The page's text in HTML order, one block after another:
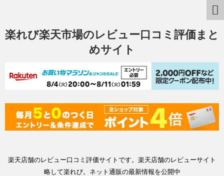
楽れび楽天市場のレビュー口コミ評価まと
めサイト
楽天店舗のレビュー口コミ評価サイトです。楽天店舗のレビューサイト
略して楽れび。ネット通販の最新情報を公開中